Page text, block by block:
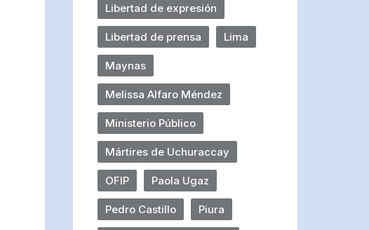
Libertad de expresión
Libertad de prensa Lima
Maynas
Melissa Alfaro Méndez
Ministerio Público
Mártires de Uchuraccay
OFIP Paola Ugaz
Pedro Castillo Piura